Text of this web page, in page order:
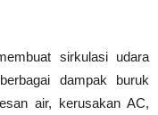
sirkulasi udara
dampak buruk
air, kerusakan AC,